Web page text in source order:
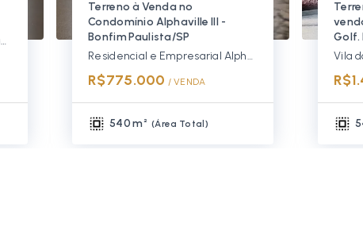
Parque São Sebastião - Ribeirão Preto/SP
Terreno à Venda no
Condomínio Alphaville III -
Bonfim Paulista/SP
Residencial e Empresarial Alphaville - Ribeirão Preto/SP, Zona Sul
R$775.000 / VENDA
540 m² (Área Total )
Golf.